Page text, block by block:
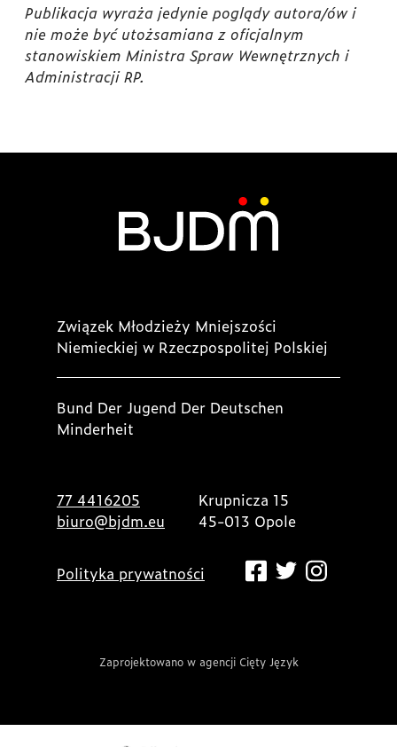
Publikacja wyraża jedynie poglądy autora/ów i
nie może być utożsamiana z oficjalnym
stanowiskiem Ministra Spraw Wewnętrznych i
Administracji RP.
Związek Młodzieży Mniejszości
Niemieckiej w Rzeczpospolitej Polskiej
Bund Der Jugend Der Deutschen
Minderheit
77 4416205
biuro@bjdm.eu
Krupnicza 15
45-013 Opole
Polityka prywatności
Zaprojektowano w agencji Cięty Język